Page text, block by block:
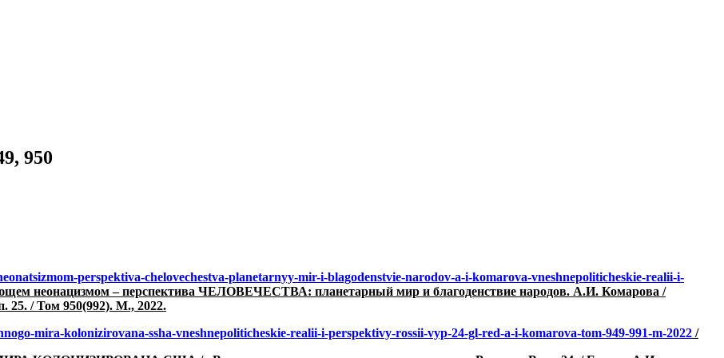
950
perspektiva-chelovechestva-planetarnyy-mir-i-blagodenstvie-narodov-a-i-komarova-vneshnepoliticheskie-realii-i-
неонацизмом – перспектива ЧЕЛОВЕЧЕСТВА: планетарный мир и благоденствие народов. А.И. Комарова /
25. / Том 950(992). М., 2022.
mira-kolonizirovana-ssha-vneshnepoliticheskie-realii-i-perspektivy-rossii-vyp-24-gl-red-a-i-komarova-tom-949-991-m-2022 /